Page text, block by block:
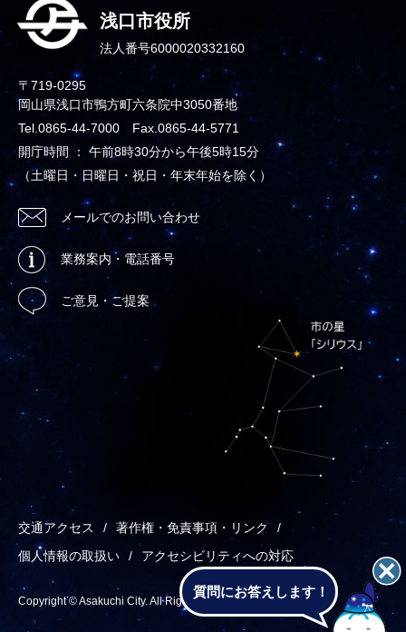
浅口市役所
法人番号6000020332160
〒719-0295
岡山県浅口市鴨方町六条院中3050番地
Tel.0865-44-7000 Fax.0865-44-5771
開庁時間 ： 午前8時30分から午後5時15分
（土曜日・日曜日・祝日・年末年始を除く）
メールでのお問い合わせ
業務案内・電話番号
ご意見・ご提案
交通アクセス
著作権・免責事項・リンク
個人情報の取扱い
アクセシビリティへの対応
Copyright © Asakuchi City. All Rights Reserved.
質問にお答えします！